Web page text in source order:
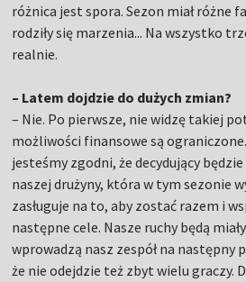
różnica jest spora. Sezon miał różne
rodziły się marzenia... Na wszystko
realnie.
– Latem dojdzie do dużych zmian?
– Nie. Po pierwsze, nie widzę takiej
możliwości finansowe są
jesteśmy zgodni, że decydujący
naszej drużyny, która w tym sezonie
zasługuje na to, aby zostać razem i
następne cele. Nasze ruchy będą
wprowadzą nasz zespół na następny
że nie odejdzie też zbyt wielu graczy.